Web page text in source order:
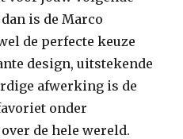
is de Marco
de perfecte keuze
design, uitstekende
afwerking is de
onder
de hele wereld.